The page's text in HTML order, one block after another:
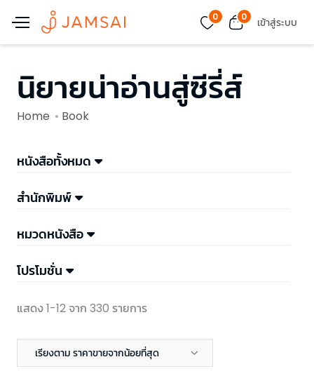
0 0 เข้าสู่ระบบ
นิยายน่าอ่านสู่ซีรี่ส์
Home Book
หนังสือทั้งหมด
สำนักพิมพ์
หมวดหนังสือ
โปรโมชั่น
แสดง 1-12 จาก 330 รายการ
เรียงตาม ราคาขายจากน้อยที่สุด